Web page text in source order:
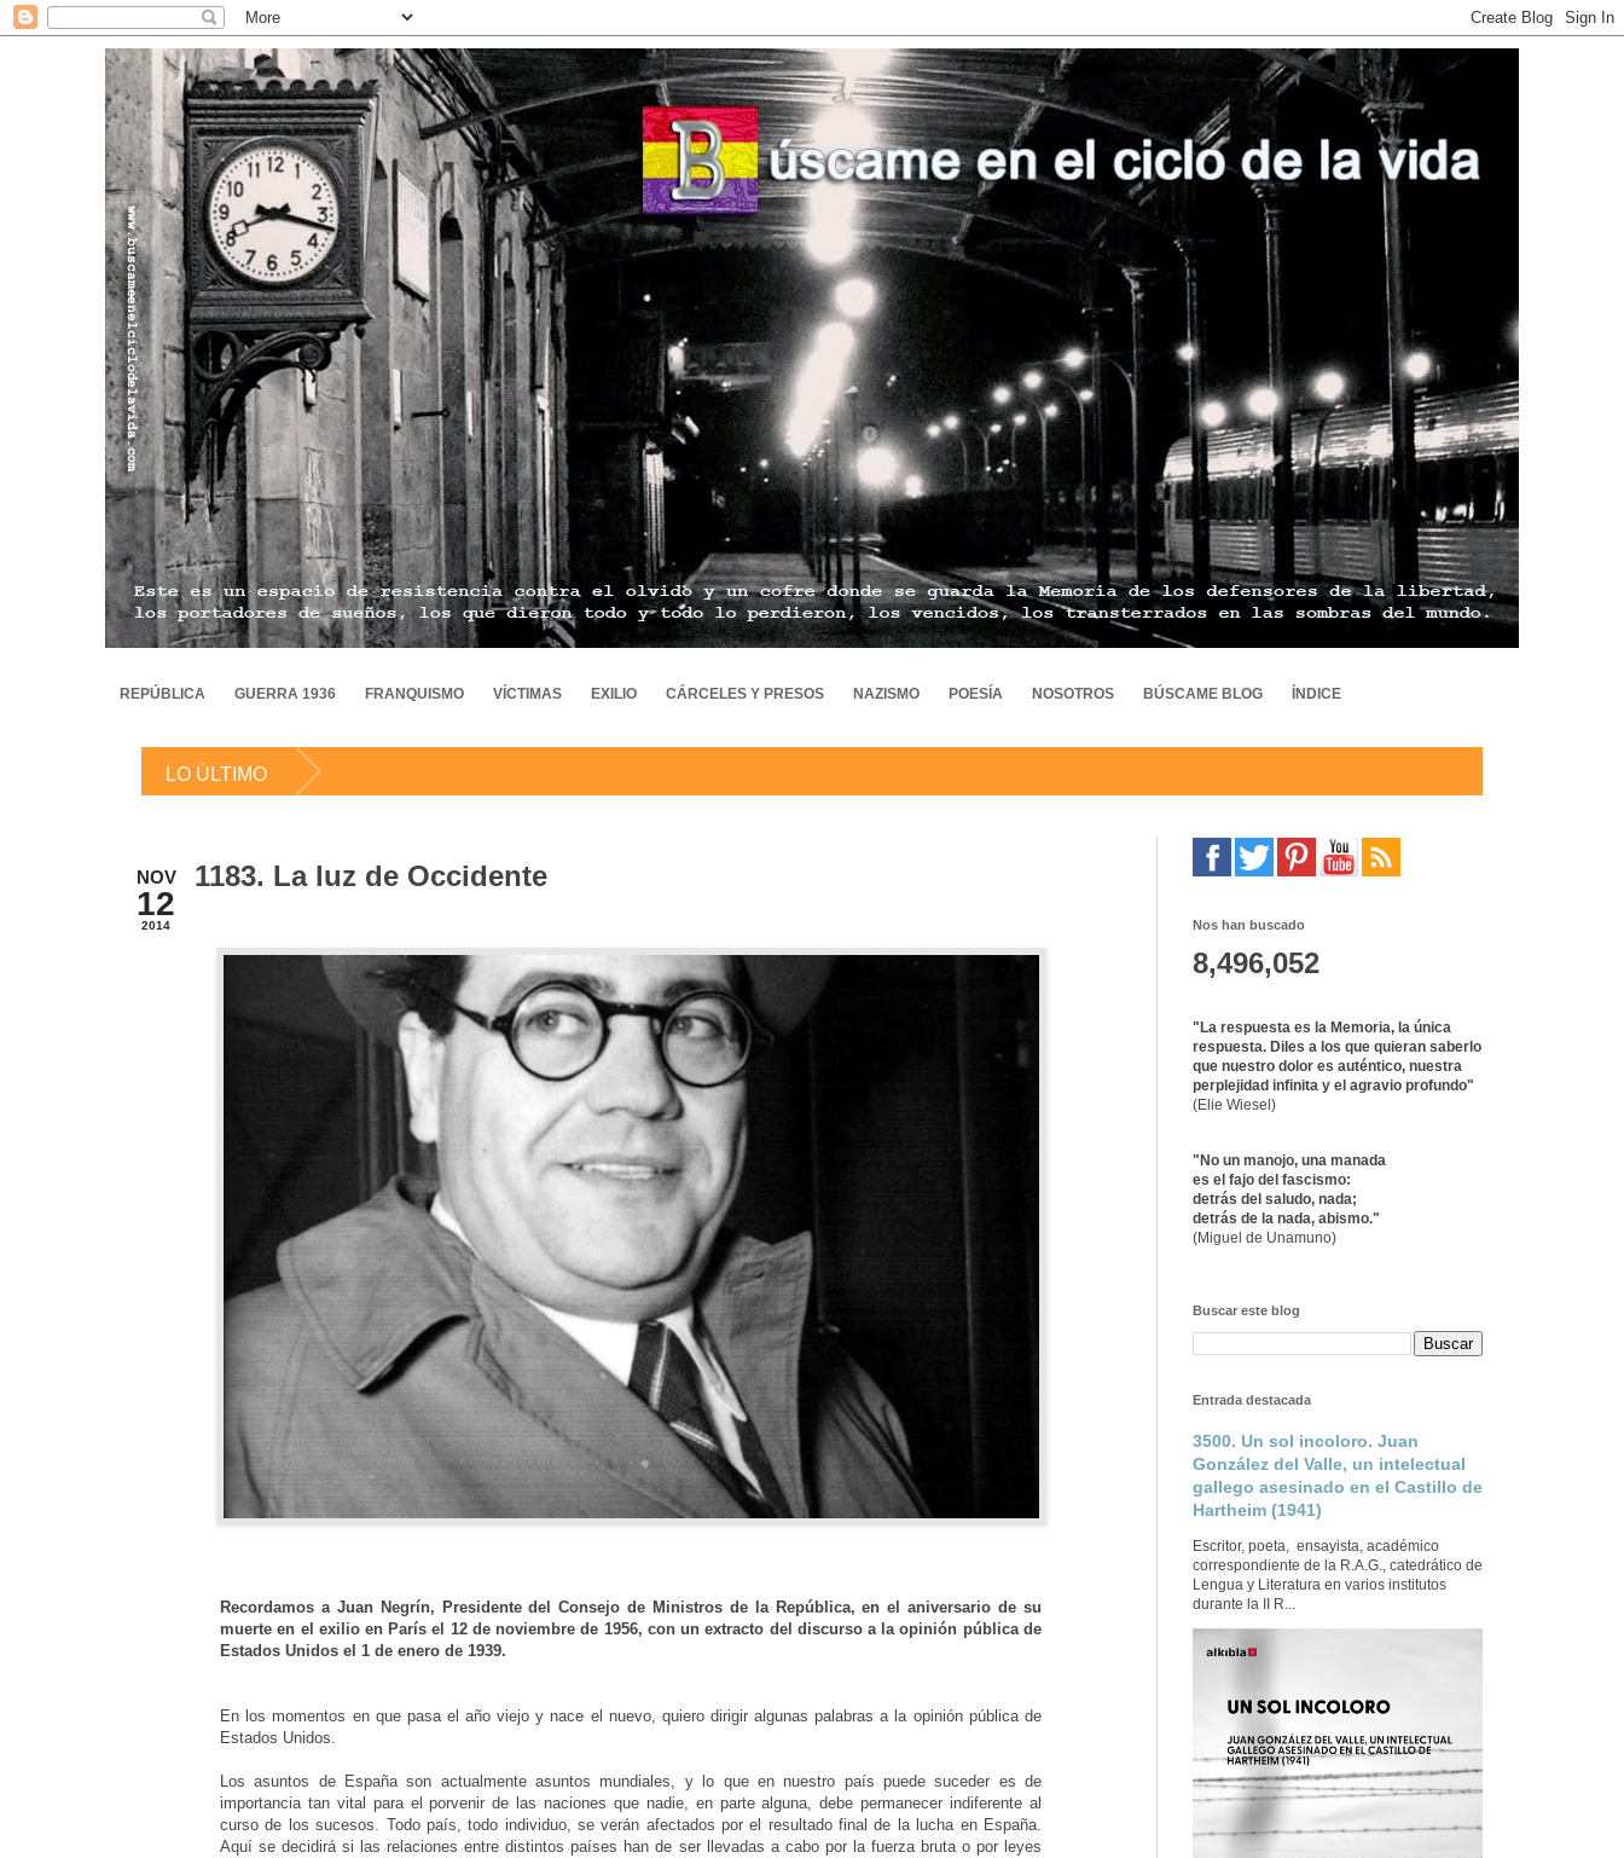
REPÚBLICA GUERRA 1936 FRANQUISMO VÍCTIMAS EXILIO CÁRCELES Y PRESOS NAZISMO POESÍA NOSOTROS BÚSCAME BLOG ÍNDICE
LO ÚLTIMO
NOV
12
2014
1183. La luz de Occidente
Recordamos a Juan Negrín, Presidente del Consejo de Ministros de la República, en el aniversario de su
muerte en el exilio en París el 12 de noviembre de 1956, con un extracto del discurso a la opinión pública de
Estados Unidos el 1 de enero de 1939.
En los momentos en que pasa el año viejo y nace el nuevo, quiero dirigir algunas palabras a la opinión pública de
Estados Unidos.
Los asuntos de España son actualmente asuntos mundiales, y lo que en nuestro país puede suceder es de
importancia tan vital para el porvenir de las naciones que nadie, en parte alguna, debe permanecer indiferente al
curso de los sucesos. Todo país, todo individuo, se verán afectados por el resultado final de la lucha en España.
Aquí se decidirá si las relaciones entre distintos países han de ser llevadas a cabo por la fuerza bruta o por leyes
Nos han buscado
8,496,052
"La respuesta es la Memoria, la única
respuesta. Diles a los que quieran saberlo
que nuestro dolor es auténtico, nuestra
perplejidad infinita y el agravio profundo"
(Elie Wiesel)
"No un manojo, una manada
es el fajo del fascismo:
detrás del saludo, nada;
detrás de la nada, abismo."
(Miguel de Unamuno)
Buscar este blog
Entrada destacada
3500. Un sol incoloro. Juan
González del Valle, un intelectual
gallego asesinado en el Castillo de
Hartheim (1941)
Escritor, poeta, ensayista, académico
correspondiente de la R.A.G., catedrático de
Lengua y Literatura en varios institutos
durante la II R...